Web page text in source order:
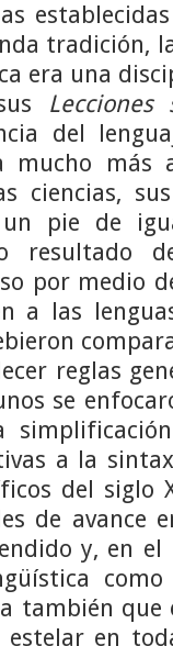
establecidas
tradición,
era una
del
mucho más
ciencias,
pie de
por medio
a las
reglas
se
a la
del siglo
de avance
y, en el
como
también
en